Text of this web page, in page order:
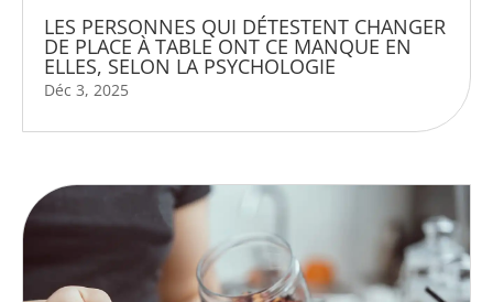
LES PERSONNES QUI DÉTESTENT CHANGER
DE PLACE À TABLE ONT CE MANQUE EN
ELLES, SELON LA PSYCHOLOGIE
Déc 3, 2025